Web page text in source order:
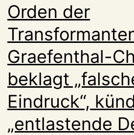
Orden der
Graefenthal-
beklagt
Eindruck“,
„entlastende